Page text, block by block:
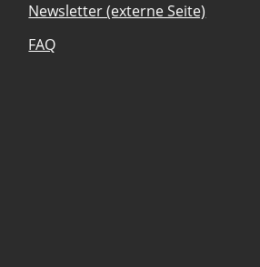
Newsletter (externe Seite)
FAQ